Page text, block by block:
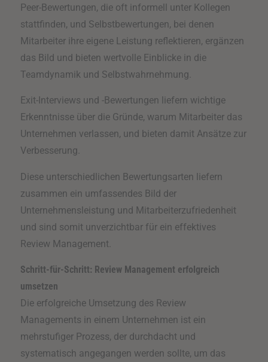
Peer-Bewertungen, die oft informell unter Kollegen
stattfinden, und Selbstbewertungen, bei denen
Mitarbeiter ihre eigene Leistung reflektieren, ergänzen
das Bild und bieten wertvolle Einblicke in die
Teamdynamik und Selbstwahrnehmung.
Exit-Interviews und -Bewertungen liefern wichtige
Erkenntnisse über die Gründe, warum Mitarbeiter das
Unternehmen verlassen, und bieten damit Ansätze zur
Verbesserung.
Diese unterschiedlichen Bewertungsarten liefern
zusammen ein umfassendes Bild der
Unternehmensleistung und Mitarbeiterzufriedenheit
und sind somit unverzichtbar für ein effektives
Review Management.
Schritt-für-Schritt: Review Management erfolgreich
umsetzen
Die erfolgreiche Umsetzung des Review
Managements in einem Unternehmen ist ein
mehrstufiger Prozess, der durchdacht und
systematisch angegangen werden sollte, um das